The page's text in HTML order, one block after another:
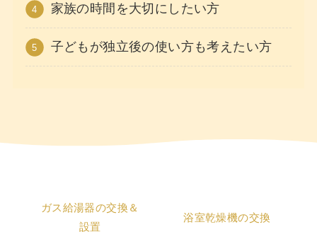
家族の時間を大切にしたい方
子どもが独立後の使い方も考えたい方
ガス給湯器の交換＆
設置
浴室乾燥機の交換